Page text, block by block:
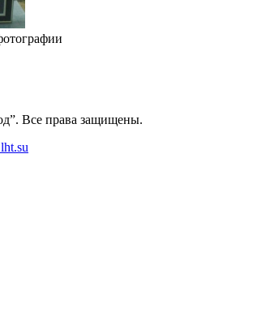
Все права защищены.